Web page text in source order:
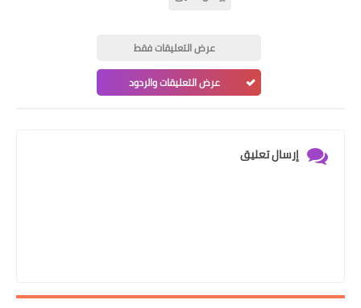
عرض التعليقات فقط
عرض التعليقات والردود
إرسال تعليق